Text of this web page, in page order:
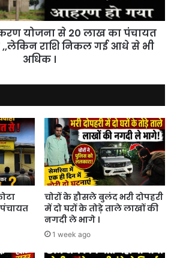
योजना से 20 लाख का पंचायत
राशि निकल गई आधे से भी
अधिक ।
चोरों के हौसले बुलंद भरी दोपहरी
में दो घरों के तोड़े ताले लाखों की
नगदी ले भागे ।
1 week ago